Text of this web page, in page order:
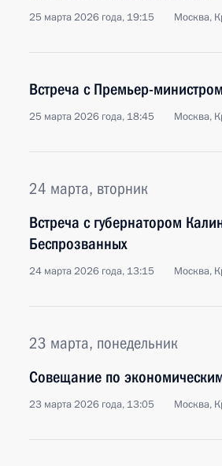
25 марта 2026 года, 19:15 Москва,
Встреча с Премьер-
25 марта 2026 года, 18:45 Москва,
24 марта, вторник
Встреча с губернатором
Беспрозванных
24 марта 2026 года, 13:15 Москва,
23 марта, понедельник
Совещание по
23 марта 2026 года, 13:05 Москва,